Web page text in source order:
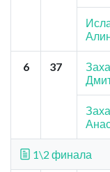
6 37
1\2 финала